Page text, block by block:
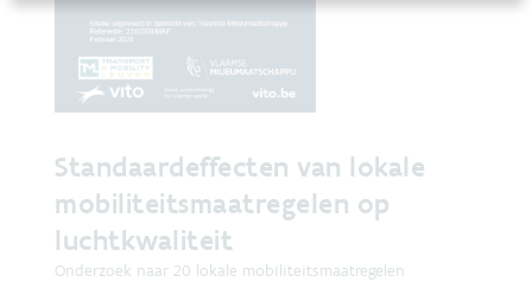
Standaardeffecten van lokale
mobiliteitsmaatregelen op
luchtkwaliteit
Onderzoek naar 20 lokale mobiliteitsmaatregelen